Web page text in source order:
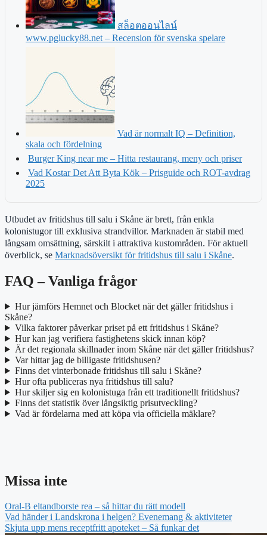
สล็อตออนไลน์
www.pglucky88.net – Recension för svenska spelare
Vad är normalt IQ – Definition,
skala och fördelning
Burger King near me – Hitta restaurang, meny och priser
Vad Kostar Det Att Byta Kök – Prisguide och ROT-avdrag
2025
Utbudet av fritidshus till salu i Skåne är brett, från enkla
kolonistugor till exklusiva strandvillor. Marknaden är stabil med
långsam omsättning, särskilt i attraktiva kustområden. För aktuell
överblick, se Marknadsöversikt för fritidshus till salu i Skåne.
FAQ – Vanliga frågor
Hur jämförs Hemnet och Blocket när det gäller fritidshus i
Skåne?
Vilka faktorer påverkar priset på ett fritidshus i Skåne?
Hur kan jag verifiera fastighetens skick innan köp?
Är det regionala skillnader inom Skåne när det gäller fritidshus?
Var hittar jag de billigaste fritidshusen?
Finns det vinterbonade fritidshus till salu i Skåne?
Hur ofta publiceras nya fritidshus till salu?
Hur skiljer sig en kolonistuga från ett traditionellt fritidshus?
Finns det statistik över långsiktig prisutveckling?
Vad är fördelarna med att köpa via officiella mäklare?
Missa inte
Oral-B eltandborste rea – så hittar du rätt modell
Vad händer i Landskrona i helgen? Evenemang & aktiviteter
Skjuta upp mens receptfritt apoteket – Så funkar det